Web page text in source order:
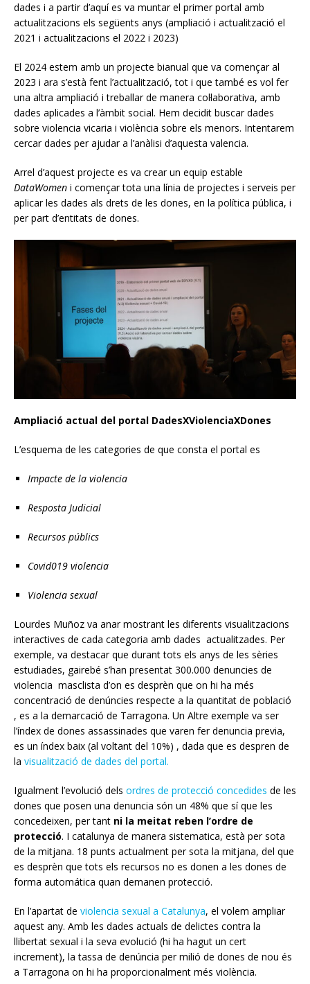
dades i a partir d’aquí es va muntar el primer portal amb
actualitzacions els següents anys (ampliació i actualització el
2021 i actualitzacions el 2022 i 2023)
El 2024 estem amb un projecte bianual que va començar al
2023 i ara s’està fent l’actualització, tot i que també es vol fer
una altra ampliació i treballar de manera col·laborativa, amb
dades aplicades a l’àmbit social. Hem decidit buscar dades
sobre violencia vicaria i violència sobre els menors. Intentarem
cercar dades per ajudar a l’anàlisi d’aquesta valencia.
Arrel d’aquest projecte es va crear un equip estable
DataWomen i començar tota una línia de projectes i serveis per
aplicar les dades als drets de les dones, en la política pública, i
per part d’entitats de dones.
Ampliació actual del portal DadesXViolenciaXDones
L’esquema de les categories de que consta el portal es
Impacte de la violencia
Resposta Judicial
Recursos públics
Covid019 violencia
Violencia sexual
Lourdes Muñoz va anar mostrant les diferents visualitzacions
interactives de cada categoria amb dades actualitzades. Per
exemple, va destacar que durant tots els anys de les sèries
estudiades, gairebé s’han presentat 300.000 denuncies de
violencia masclista d’on es desprèn que on hi ha més
concentració de denúncies respecte a la quantitat de població
, es a la demarcació de Tarragona. Un Altre exemple va ser
l’índex de dones assassinades que varen fer denuncia previa,
es un índex baix (al voltant del 10%) , dada que es despren de
la visualització de dades del portal.
Igualment l’evolució dels ordres de protecció concedides de les
dones que posen una denuncia són un 48% que sí que les
concedeixen, per tant ni la meitat reben l’ordre de
protecció. I catalunya de manera sistematica, està per sota
de la mitjana. 18 punts actualment per sota la mitjana, del que
es desprèn que tots els recursos no es donen a les dones de
forma automática quan demanen protecció.
En l’apartat de violencia sexual a Catalunya, el volem ampliar
aquest any. Amb les dades actuals de delictes contra la
llibertat sexual i la seva evolució (hi ha hagut un cert
increment), la tassa de denúncia per milió de dones de nou és
a Tarragona on hi ha proporcionalment més violència.